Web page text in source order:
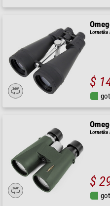
Lornetka
$
Lornetka
$